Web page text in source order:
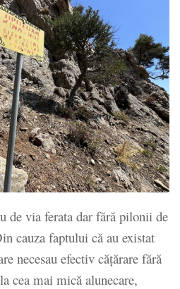
de via ferata dar fără pilonii de
cauza faptului că au existat
necesau efectiv cățărare fără
cea mai mică alunecare,